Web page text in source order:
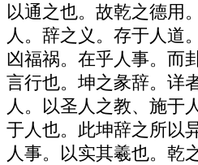
以通之也。故乾之德用
人。辞之义。存于人道
凶福祸。在乎人事。而
言行也。坤之彖辞。详
人。以圣人之教、施于
于人也。此坤辞之所以
人事。以实其羲也。乾